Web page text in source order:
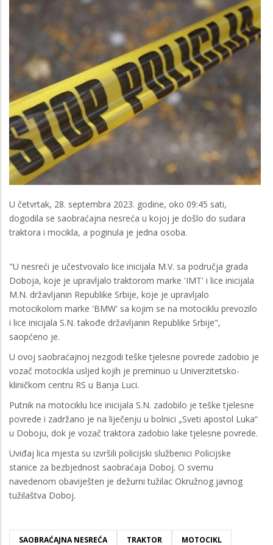
U četvrtak, 28. septembra 2023. godine, oko 09:45 sati,
dogodila se saobraćajna nesreća u kojoj je došlo do sudara
traktora i mocikla, a poginula je jedna osoba.
"U nesreći je učestvovalo lice inicijala M.V. sa područja grada
Doboja, koje je upravljalo traktorom marke 'IMT' i lice inicijala
M.N. državljanin Republike Srbije, koje je upravljalo
motocikolom marke 'BMW' sa kojim se na motociklu prevozilo
i lice inicijala S.N. takođe državljanin Republike Srbije",
saopćeno je.
U ovoj saobraćajnoj nezgodi teške tjelesne povrede zadobio je
vozač motocikla usljed kojih je preminuo u Univerzitetsko-
kliničkom centru RS u Banja Luci.
Putnik na motociklu lice inicijala S.N. zadobilo je teške tjelesne
povrede i zadržano je na liječenju u bolnici „Sveti apostol Luka“
u Doboju, dok je vozač traktora zadobio lake tjelesne povrede.
Uviđaj lica mjesta su izvršili policijski službenici Policijske
stanice za bezbjednost saobraćaja Doboj. O svemu
navedenom obaviješten je dežurni tužilac Okružnog javnog
tužilaštva Doboj.
SAOBRAĆAJNA NESREĆA TRAKTOR MOTOCIKL